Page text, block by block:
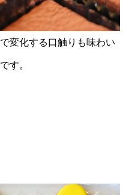
変化する口触りも味わい
す。